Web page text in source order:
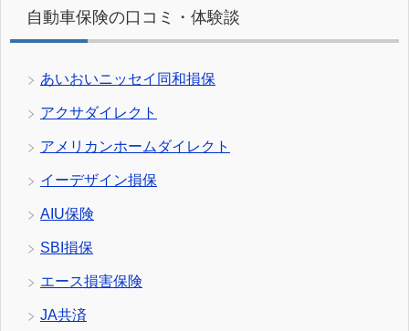
自動車保険の口コミ・体験談
あいおいニッセイ同和損保
アクサダイレクト
アメリカンホームダイレクト
イーデザイン損保
AIU保険
SBI損保
エース損害保険
JA共済